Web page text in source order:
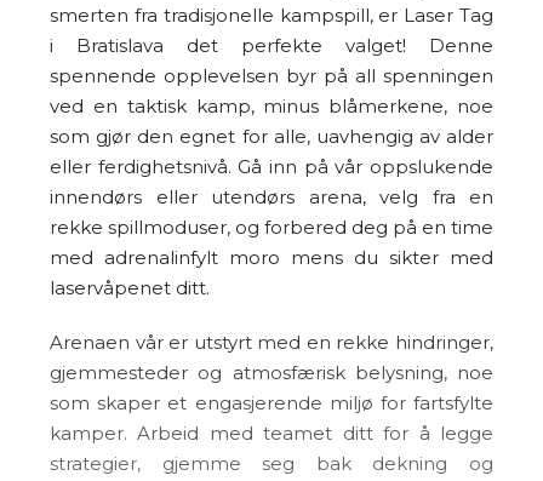
smerten fra tradisjonelle kampspill, er Laser Tag
i Bratislava det perfekte valget! Denne
spennende opplevelsen byr på all spenningen
ved en taktisk kamp, ​​minus blåmerkene, noe
som gjør den egnet for alle, uavhengig av alder
eller ferdighetsnivå. Gå inn på vår oppslukende
innendørs eller utendørs arena, velg fra en
rekke spillmoduser, og forbered deg på en time
med adrenalinfylt moro mens du sikter med
laservåpenet ditt.
Arenaen vår er utstyrt med en rekke hindringer,
gjemmesteder og atmosfærisk belysning, noe
som skaper et engasjerende miljø for fartsfylte
kamper. Arbeid med teamet ditt for å legge
strategier, gjemme seg bak dekning og